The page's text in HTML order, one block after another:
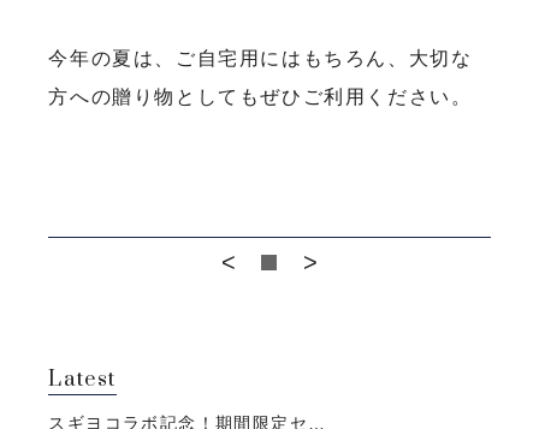
今年の夏は、ご自宅用にはもちろん、大切な
方への贈り物としてもぜひご利用ください。
< >
Latest
スギヨコラボ記念！期間限定セ…